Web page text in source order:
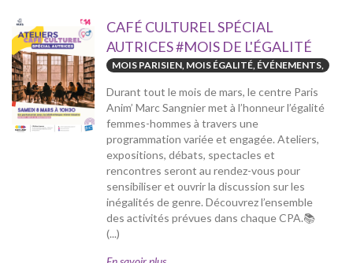
CAFÉ CULTUREL SPÉCIAL
AUTRICES #MOIS DE L'ÉGALITÉ
MOIS PARISIEN, MOIS ÉGALITÉ, ÉVÉNEMENTS,
Durant tout le mois de mars, le centre Paris
Anim’ Marc Sangnier met à l’honneur l’égalité
femmes-hommes à travers une
programmation variée et engagée. Ateliers,
expositions, débats, spectacles et
rencontres seront au rendez-vous pour
sensibiliser et ouvrir la discussion sur les
inégalités de genre. Découvrez l’ensemble
des activités prévues dans chaque CPA.📚
(...)